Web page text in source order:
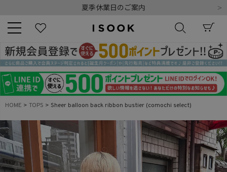
夏季休業日のご案内
10,000円以上ご購入で送料無料
新規会員登録でもれなく500ポイントプレゼント
夏季休業日のご案内
令和8年熊本地震の影響によるお荷物のお届けについて
キーワード
商品番号
HOME TOPS Sheer balloon back ribbon bustier (comochi select)